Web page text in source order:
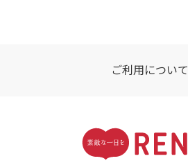
ご利用について
【ご注文（インターネット）】
24時間年中無休